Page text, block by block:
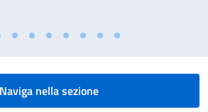
Naviga nella sezione